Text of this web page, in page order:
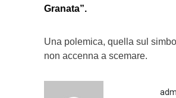
Granata”.
Una polemica, quella sul
non accenna a scemare.